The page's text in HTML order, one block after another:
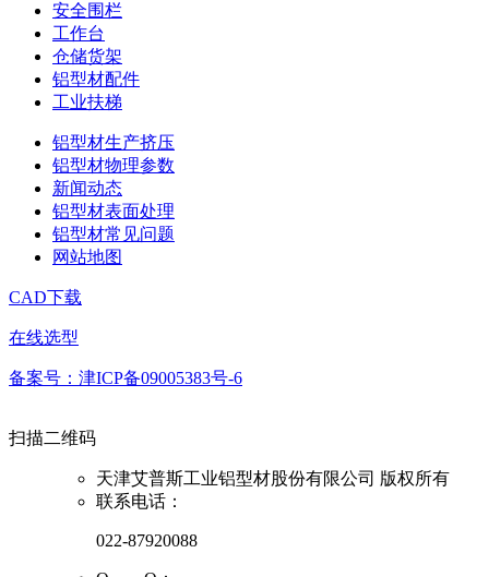
安全围栏
工作台
仓储货架
铝型材配件
工业扶梯
铝型材生产挤压
铝型材物理参数
新闻动态
铝型材表面处理
铝型材常见问题
网站地图
CAD下载
在线选型
备案号：津ICP备09005383号-6
扫描二维码
天津艾普斯工业铝型材股份有限公司 版权所有
联系电话：
022-87920088